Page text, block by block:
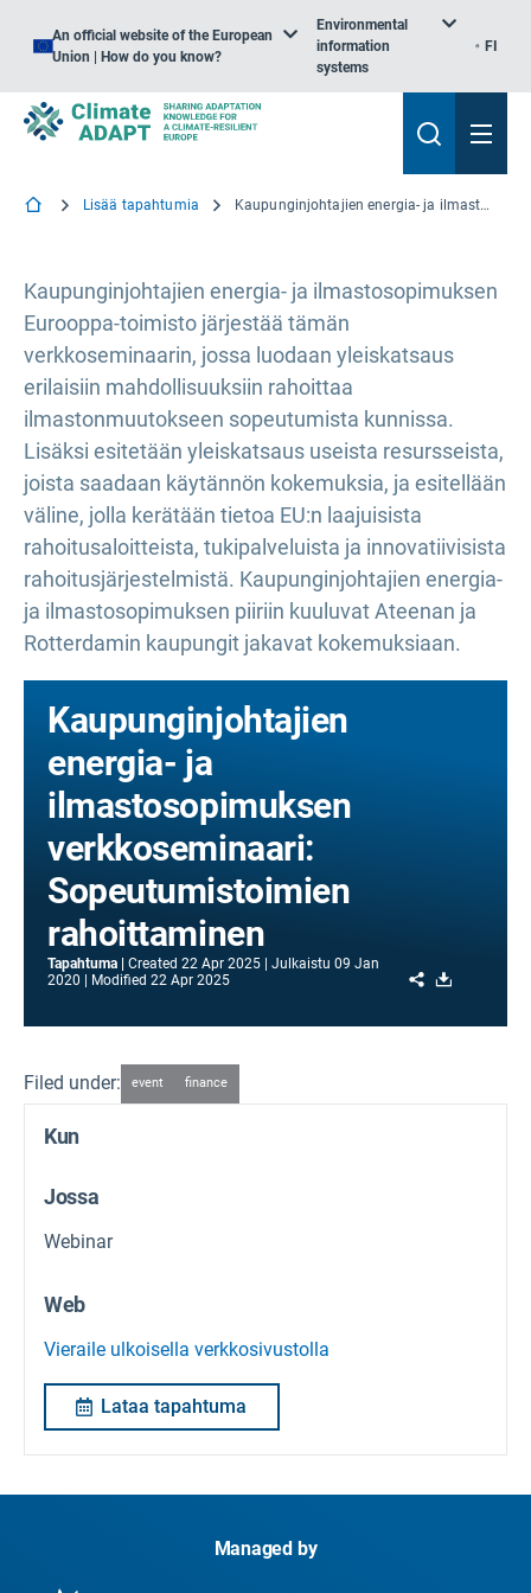
An official website of the European
Union | How do you know?
Environmental
information
systems
FI
Lisää tapahtumia Kaupunginjohtajien energia- ja ilmastosopimuksen verkkoseminaari: Sopeutumistoimien rahoittaminen
Kaupunginjohtajien energia- ja ilmastosopimuksen
Eurooppa-toimisto järjestää tämän
verkkoseminaarin, jossa luodaan yleiskatsaus
erilaisiin mahdollisuuksiin rahoittaa
ilmastonmuutokseen sopeutumista kunnissa.
Lisäksi esitetään yleiskatsaus useista resursseista,
joista saadaan käytännön kokemuksia, ja esitellään
väline, jolla kerätään tietoa EU:n laajuisista
rahoitusaloitteista, tukipalveluista ja innovatiivisista
rahoitusjärjestelmistä. Kaupunginjohtajien energia-
ja ilmastosopimuksen piiriin kuuluvat Ateenan ja
Rotterdamin kaupungit jakavat kokemuksiaan.
Kaupunginjohtajien
energia- ja
ilmastosopimuksen
verkkoseminaari:
Sopeutumistoimien
rahoittaminen
Tapahtuma Created 22 Apr 2025 Julkaistu 09 Jan
2020
Modified 22 Apr 2025 Share
Filed under: event finance
Kun
Jossa
Webinar
Web
Vieraile ulkoisella verkkosivustolla
Lataa tapahtuma
Managed by